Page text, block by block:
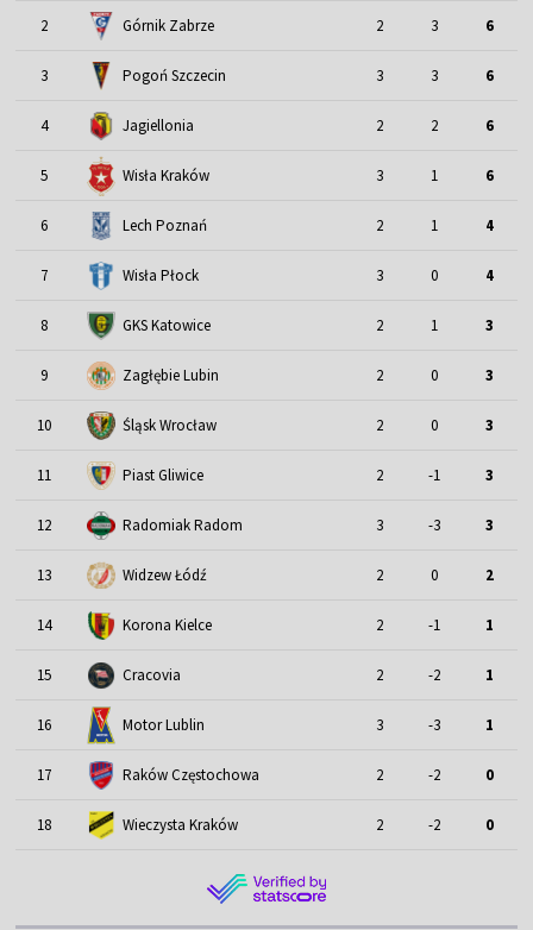
2 Górnik Zabrze 2 3 6
3 Pogoń Szczecin 3 3 6
4 Jagiellonia 2 2 6
5 Wisła Kraków 3 1 6
6 Lech Poznań 2 1 4
7 Wisła Płock 3 0 4
8 GKS Katowice 2 1 3
9 Zagłębie Lubin 2 0 3
10 Śląsk Wrocław 2 0 3
11 Piast Gliwice 2 -1 3
12 Radomiak Radom 3 -3 3
13 Widzew Łódź 2 0 2
14 Korona Kielce 2 -1 1
15 Cracovia 2 -2 1
16 Motor Lublin 3 -3 1
17 Raków Częstochowa 2 -2 0
18 Wieczysta Kraków 2 -2 0